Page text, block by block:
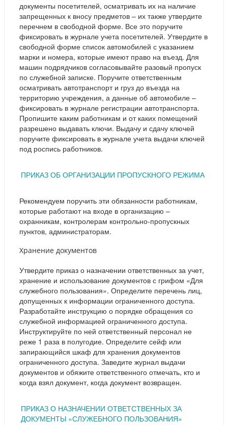
документы посетителей, осматривать их на наличие
запрещенных к вносу предметов – их также утвердите
перечнем в свободной форме. Все это поручите
фиксировать в журнале учета посетителей. Утвердите в
свободной форме список автомобилей с указанием
марки и номера, которые имеют право на въезд. Для
машин подрядчиков согласовывайте разовый пропуск
по служебной записке. Поручите ответственным
осматривать автотранспорт и груз до въезда на
территорию учреждения, а данные об автомобиле –
фиксировать в журнале регистрации автотранспорта.
Пропишите каким работникам и от каких помещений
разрешено выдавать ключи. Выдачу и сдачу ключей
поручите фиксировать в журнале учета выдачи ключей
под роспись работников.
ПРИКАЗ ОБ ОРГАНИЗАЦИИ ПРОПУСКНОГО РЕЖИМА
Рекомендуем поручить эти обязанности работникам,
которые работают на входе в организацию –
охранникам, контролерам контрольно-пропускных
пунктов, администраторам.
Хранение документов
Утвердите приказ о назначении ответственных за учет,
хранение и использование документов с грифом «Для
служебного пользования». Определите перечень лиц,
допущенных к информации ограниченного доступа.
Разработайте инструкцию о порядке обращения со
служебной информацией ограниченного доступа.
Инструктируйте по ней ответственный персонал не
реже 1 раза в полугодие. Определите сейф или
запирающийся шкаф для хранения документов
ограниченного доступа. Заведите журнал выдачи
документов и обяжите ответственного отмечать, кто и
когда взял документ, когда документ возвращен.
ПРИКАЗ О НАЗНАЧЕНИИ ОТВЕТСТВЕННЫХ ЗА
ДОКУМЕНТЫ «СЛУЖЕБНОГО ПОЛЬЗОВАНИЯ»